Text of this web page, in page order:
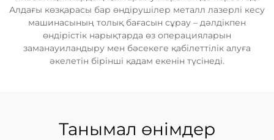
Алдағы көзқарасы бар өндірушілер металл лазерлі кесу
машинасының толық бағасын сұрау – дәлдікпен
өндірістік нарықтарда өз операцияларын
заманауиландыру мен бәсекеге қабілеттілік алуға
әкелетін бірінші қадам екенін түсінеді.
Танымал өнімдер